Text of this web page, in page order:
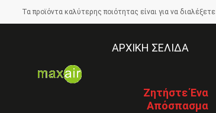
Τα προϊόντα καλύτερης ποιότητας είναι για να διαλέξετε
ΑΡΧΙΚΉ ΣΕΛΊΔΑ
Ζητήστε Ένα
Απόσπασμα